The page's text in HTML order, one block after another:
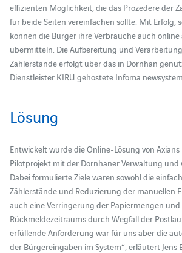
effizienten Möglichkeit, die das Prozedere der
für beide Seiten vereinfachen sollte. Mit Erfolg,
können die Bürger ihre Verbräuche auch
übermitteln. Die Aufbereitung und
Zählerstände erfolgt über das in Dornhan
Dienstleister KIRU gehostete Infoma
Lösung
Entwickelt wurde die Online-Lösung von
Pilotprojekt mit der Dornhaner Verwaltung und
Dabei formulierte Ziele waren sowohl die
Zählerstände und Reduzierung der manuellen
auch eine Verringerung der Papiermengen
Rückmeldezeitraums durch Wegfall der
erfüllende Anforderung war für uns aber die
der Bürgereingaben im System“, erläutert Jens